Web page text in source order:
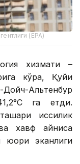
(EPA)
хизмати –
кўра, Қуйи
Альтенбур
га етди.
иссиқлик
хавф айниқса
эканлиги